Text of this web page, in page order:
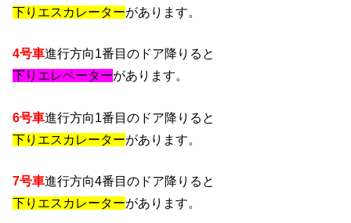
下りエスカレーターがあります。
4号車進行方向1番目のドア降りると
下りエレベーターがあります。
6号車進行方向1番目のドア降りると
下りエスカレーターがあります。
7号車進行方向4番目のドア降りると
下りエスカレーターがあります。